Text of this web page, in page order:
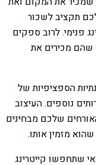
תקציב לשכור
פנימי. לרוב ספקים
שהם מכירים את
הספציפיות של
נוספים. העיצוב
שלכם מבחינים
מזמין אותו.
שתחפשו קייטרינג